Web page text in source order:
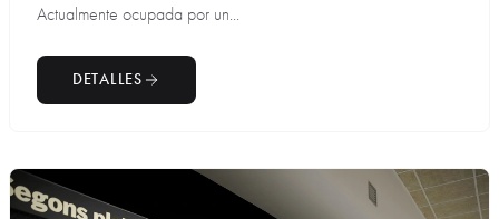
Actualmente ocupada por un...
DETALLES